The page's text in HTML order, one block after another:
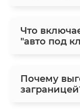
Что
"авто под
Почему